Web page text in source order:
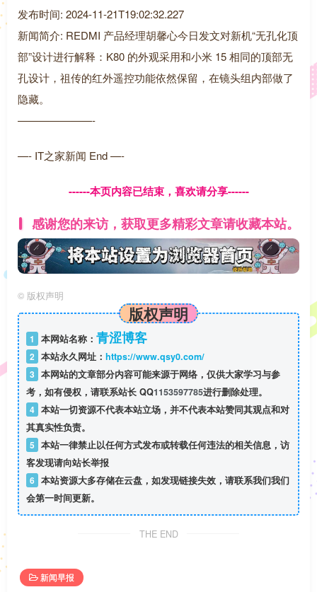
发布时间: 2024-11-21T19:02:32.227
新闻简介: REDMI 产品经理胡馨心今日发文对新机“无孔化顶
部”设计进行解释：K80 的外观采用和小米 15 相同的顶部无
孔设计，祖传的红外遥控功能依然保留，在镜头组内部做了
隐藏。
———————-
—- IT之家新闻 End —-
------本页内容已结束，喜欢请分享------
感谢您的来访，获取更多精彩文章请收藏本站。
© 版权声明
版权声明
1 本网站名称： 青涩博客
2 本站永久网址： https://www.qsy0.com/
3 本网站的文章部分内容可能来源于网络，仅供大家学习与参
考，如有侵权，请联系站长 QQ1153597785进行删除处理。
4 本站一切资源不代表本站立场，并不代表本站赞同其观点和对
其真实性负责。
5 本站一律禁止以任何方式发布或转载任何违法的相关信息，访
客发现请向站长举报
6 本站资源大多存储在云盘，如发现链接失效，请联系我们我们
会第一时间更新。
THE END
新闻早报